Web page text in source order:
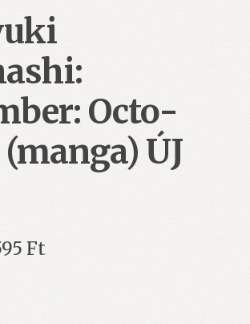
Octo-
ÚJ
FtCurrent